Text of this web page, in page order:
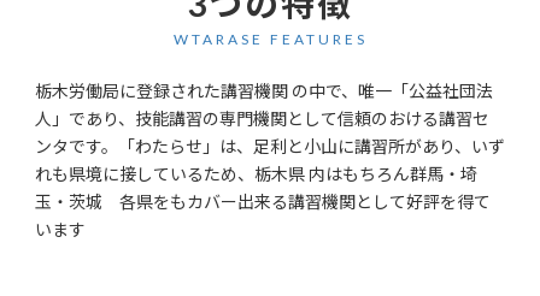
WTARASE FEATURES
栃木労働局に登録された講習機関 の中で、唯一「公益社団法
人」であり、技能講習の専門機関として信頼のおける講習セ
ンタです。「わたらせ」は、足利と小山に講習所があり、いず
れも県境に接しているため、栃木県 内はもちろん群馬・埼
玉・茨城 各県をもカバー出来る講習機関として好評を得て
います